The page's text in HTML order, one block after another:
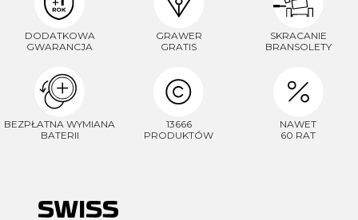
DODATKOWA
GWARANCJA
GRAWER
GRATIS
SKRACANIE
BRANSOLETY
BEZPŁATNA WYMIANA
BATERII
13666
PRODUKTÓW
NAWET
60 RAT